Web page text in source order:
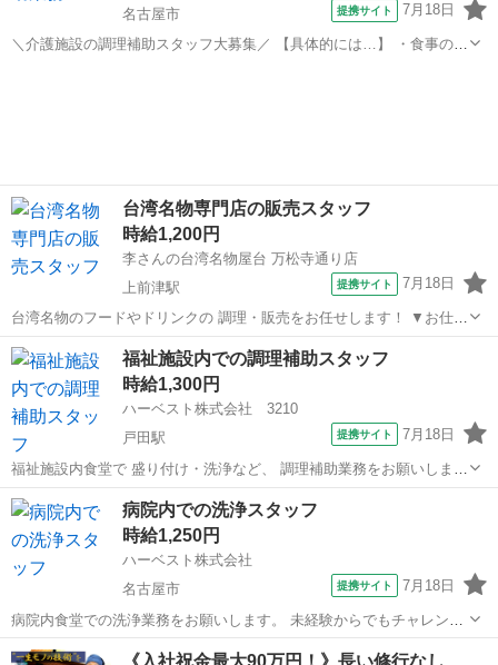
名古屋市
提携サイト 7月18日
＼介護施設の調理補助スタッフ大募集／ 【具体的には…】 ・食事の盛
台湾名物専門店の販売スタッフ
時給1,200円
李さんの台湾名物屋台 万松寺通り店
上前津駅
提携サイト 7月18日
台湾名物のフードやドリンクの 調理・販売をお任せします！ ▼お仕事
内容 【カウンター】 ・ご注文を伺う ・お会計業務 ・商品のお渡し
【キッチン】 ・メニューの調理・トッピングなどの調理補助 ・各種容
器の準備や在庫確認 ...
愛知 名古屋市 上前津駅 その他
福祉施設内での調理補助スタッフ
時給1,300円
ハーベスト株式会社 3210
戸田駅
提携サイト 7月18日
福祉施設内食堂で 盛り付け・洗浄など、 調理補助業務をお願いしま
す。 和食・フレンチ・イタリアンなど 飲食店での調理経験者から、
学校や介護施設の給食調理経験者まで、 さまざまな経歴を持つスタッ
フが 活躍しています。 パ...
愛知 名古屋市 戸田駅 その他
病院内での洗浄スタッフ
時給1,250円
ハーベスト株式会社
名古屋市
提携サイト 7月18日
病院内食堂での洗浄業務をお願いします。 未経験からでもチャレンジ
可能です！料理が好き、食事が好きな方、ぜひご応募ください！ アル
愛知 名古屋市 その他
《入社祝金最大90万円！》長い修行なし